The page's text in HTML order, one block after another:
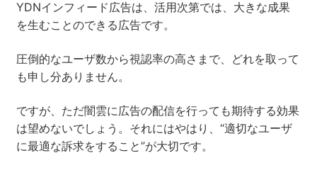
YDNインフィード広告は、活用次第では、大きな成果
を生むことのできる広告です。
圧倒的なユーザ数から視認率の高さまで、どれを取って
も申し分ありません。
ですが、ただ闇雲に広告の配信を行っても期待する効果
は望めないでしょう。それにはやはり、“適切なユーザ
に最適な訴求をすること”が大切です。